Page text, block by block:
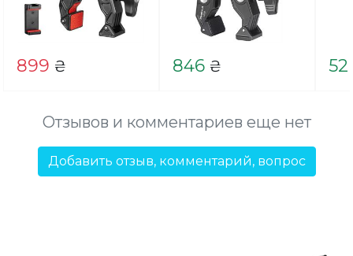
899 ₴ 846 ₴ 52
Отзывов и комментариев еще нет
Добавить отзыв, комментарий, вопрос